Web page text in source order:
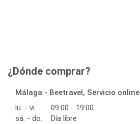
¿Dónde comprar?
Málaga - Beetravel, Servicio online
lu. - vi.
09:00 - 19:00
sá. - do.
Día libre